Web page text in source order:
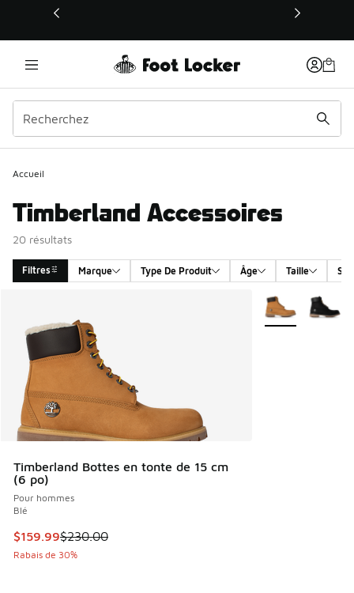
Ce lien s’ouvrira dans une nouvelle fenêtre
Accueil
Timberland Accessoires
20 résultats
Filtres Marque Type De Produit Âge Taille
Timberland Bottes en tonte de 15 cm
(6 po)
Pour hommes
Blé
Cet article est en solde. Le prix est passé de $230.00 à
$159.99$230.00
Rabais de 30%
Plus de couleurs